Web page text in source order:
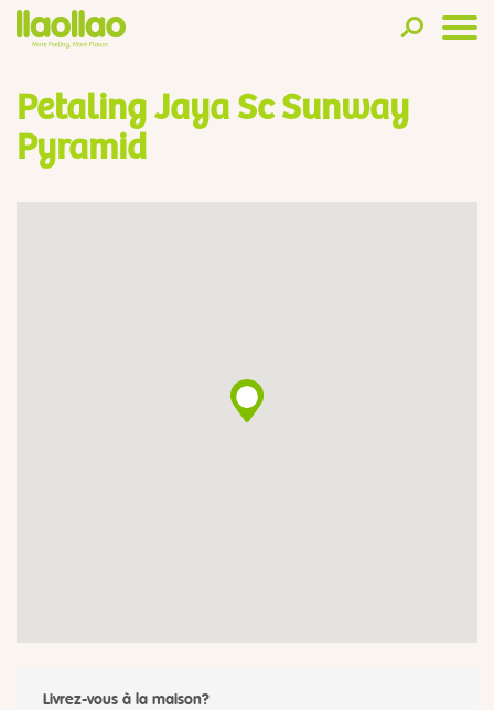
Petaling Jaya Sc Sunway
Pyramid
Livrez-vous à la maison?